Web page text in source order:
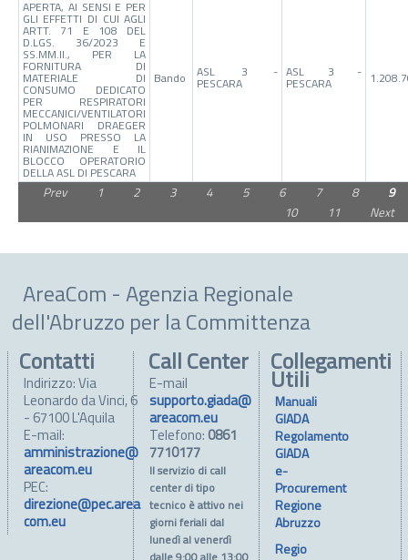
APERTA, AI SENSI E PER
GLI EFFETTI DI CUI AGLI
ARTT. 71 E 108 DEL
D.LGS. 36/2023 E
SS.MM.II., PER LA
FORNITURA DI
MATERIALE DI
CONSUMO DEDICATO
PER RESPIRATORI
MECCANICI/VENTILATORI
POLMONARI DRAEGER
IN USO PRESSO LA
RIANIMAZIONE E IL
BLOCCO OPERATORIO
DELLA ASL DI PESCARA
Bando ASL 3 -
PESCARA
ASL 3 -
PESCARA
Prev 1 2 3 4 5 6 7 8
9
10
11 Next
AreaCom - Agenzia Regionale
dell'Abruzzo per la Committenza
Contatti
Indirizzo: Via
Leonardo da Vinci, 6
- 67100 L'Aquila
E-mail:
amministrazione@
areacom.eu
PEC:
direzione@pec.area
com.eu
Collegamenti
Utili
Manuali
GIADA
Regolamento
GIADA
e-
Procurement
Regione
Abruzzo
Regio
Call Center
E-mail
supporto.giada@
areacom.eu
Telefono: 0861
7710177
Il servizio di call
center di tipo
tecnico è attivo nei
giorni feriali dal
lunedì al venerdì